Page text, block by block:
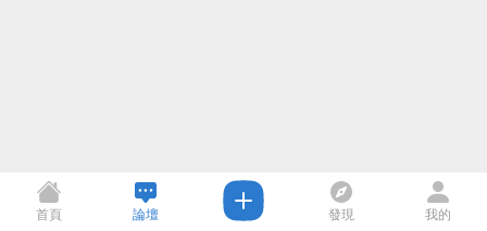
首頁 論壇 發現 我的